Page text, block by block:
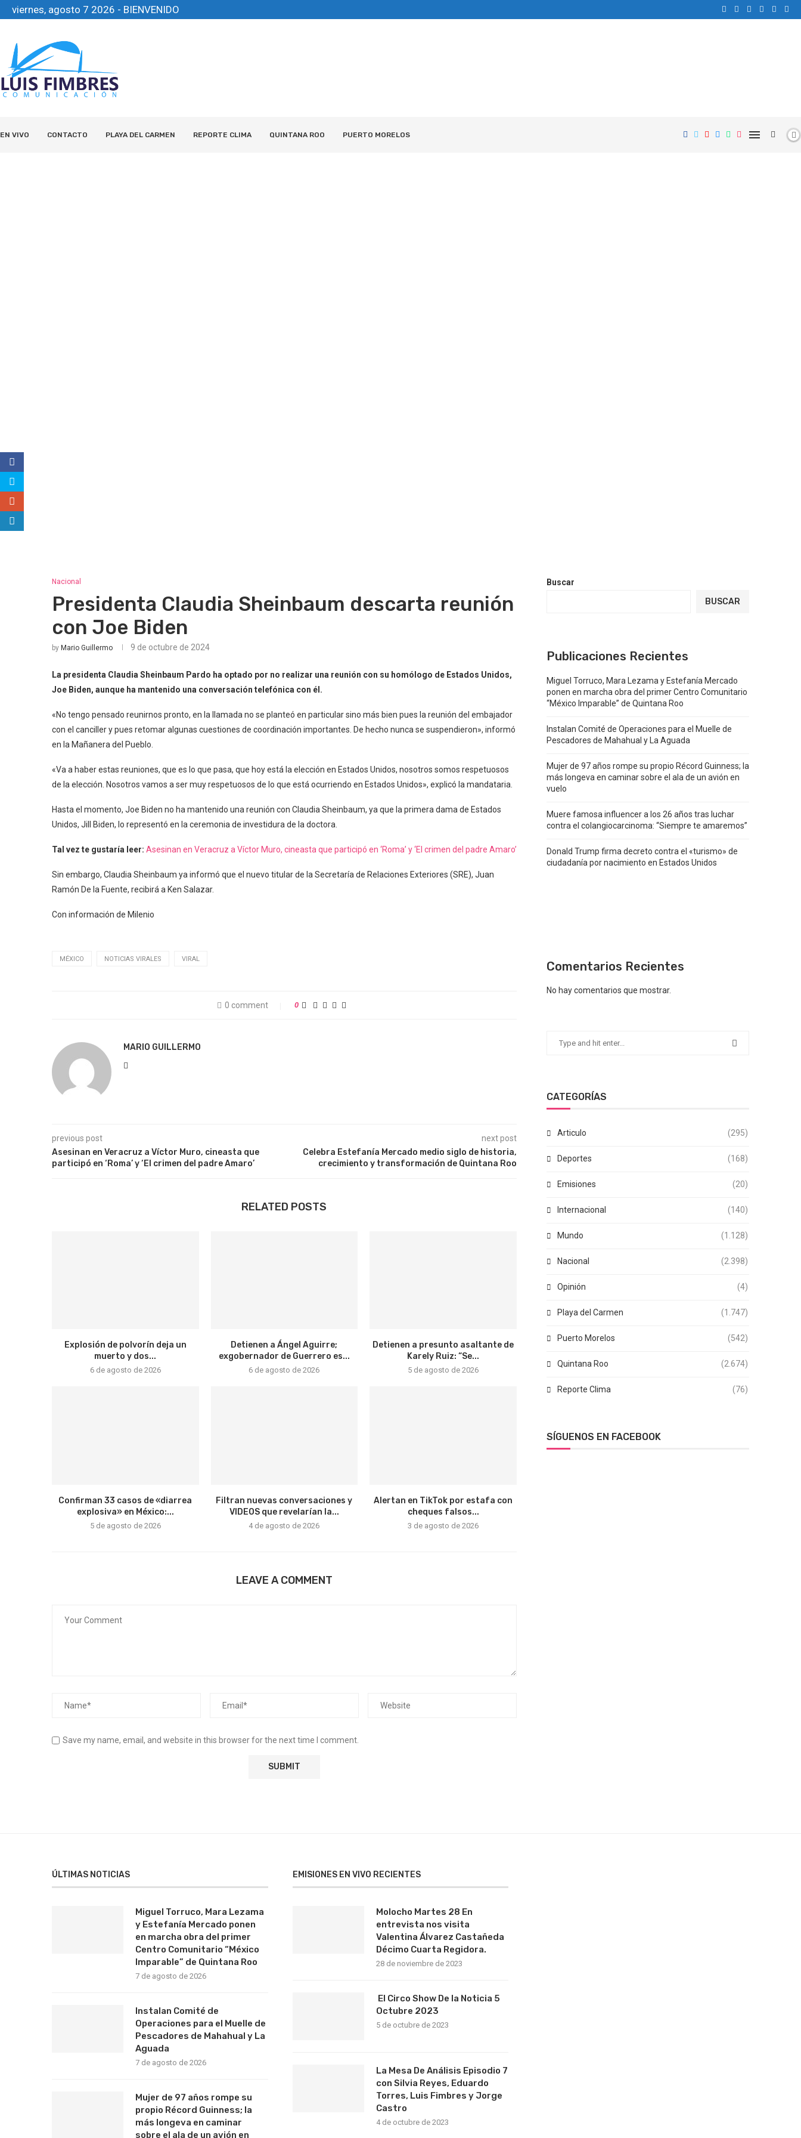
viernes, agosto 7 2026 - BIENVENIDO
EN VIVO CONTACTO PLAYA DEL CARMEN REPORTE CLIMA QUINTANA ROO PUERTO MORELOS
Nacional
Presidenta Claudia Sheinbaum descarta reunión
con Joe Biden
by Mario Guillermo 9 de octubre de 2024
La presidenta Claudia Sheinbaum Pardo ha optado por no realizar una reunión con su homólogo de Estados Unidos,
Joe Biden, aunque ha mantenido una conversación telefónica con él.
«No tengo pensado reunirnos pronto, en la llamada no se planteó en particular sino más bien pues la reunión del embajador
con el canciller y pues retomar algunas cuestiones de coordinación importantes. De hecho nunca se suspendieron», informó
en la Mañanera del Pueblo.
«Va a haber estas reuniones, que es lo que pasa, que hoy está la elección en Estados Unidos, nosotros somos respetuosos
de la elección. Nosotros vamos a ser muy respetuosos de lo que está ocurriendo en Estados Unidos», explicó la mandataria.
Hasta el momento, Joe Biden no ha mantenido una reunión con Claudia Sheinbaum, ya que la primera dama de Estados
Unidos, Jill Biden, lo representó en la ceremonia de investidura de la doctora.
Tal vez te gustaría leer: Asesinan en Veracruz a Víctor Muro, cineasta que participó en ‘Roma’ y ‘El crimen del padre Amaro’
Sin embargo, Claudia Sheinbaum ya informó que el nuevo titular de la Secretaría de Relaciones Exteriores (SRE), Juan
Ramón De la Fuente, recibirá a Ken Salazar.
Con información de Milenio
MÉXICO NOTICIAS VIRALES VIRAL
0 comment 0
MARIO GUILLERMO
previous post
Asesinan en Veracruz a Víctor Muro, cineasta que
participó en ‘Roma’ y ‘El crimen del padre Amaro’
next post
Celebra Estefanía Mercado medio siglo de historia,
crecimiento y transformación de Quintana Roo
RELATED POSTS
Explosión de polvorín deja un
muerto y dos...
6 de agosto de 2026
Detienen a Ángel Aguirre;
exgobernador de Guerrero es...
6 de agosto de 2026
Detienen a presunto asaltante de
Karely Ruiz: “Se...
5 de agosto de 2026
Confirman 33 casos de «diarrea
explosiva» en México:...
5 de agosto de 2026
Filtran nuevas conversaciones y
VIDEOS que revelarían la...
4 de agosto de 2026
Alertan en TikTok por estafa con
cheques falsos...
3 de agosto de 2026
LEAVE A COMMENT
Save my name, email, and website in this browser for the next time I comment.
Buscar
BUSCAR
Publicaciones Recientes
Miguel Torruco, Mara Lezama y Estefanía Mercado
ponen en marcha obra del primer Centro Comunitario
“México Imparable” de Quintana Roo
Instalan Comité de Operaciones para el Muelle de
Pescadores de Mahahual y La Aguada
Mujer de 97 años rompe su propio Récord Guinness; la
más longeva en caminar sobre el ala de un avión en
vuelo
Muere famosa influencer a los 26 años tras luchar
contra el colangiocarcinoma: “Siempre te amaremos”
Donald Trump firma decreto contra el «turismo» de
ciudadanía por nacimiento en Estados Unidos
Comentarios Recientes
No hay comentarios que mostrar.
CATEGORÍAS
Articulo (295)
Deportes (168)
Emisiones (20)
Internacional (140)
Mundo (1.128)
Nacional (2.398)
Opinión (4)
Playa del Carmen (1.747)
Puerto Morelos (542)
Quintana Roo (2.674)
Reporte Clima (76)
SÍGUENOS EN FACEBOOK
ÚLTIMAS NOTICIAS
Miguel Torruco, Mara Lezama
y Estefanía Mercado ponen
en marcha obra del primer
Centro Comunitario “México
Imparable” de Quintana Roo
7 de agosto de 2026
Instalan Comité de
Operaciones para el Muelle de
Pescadores de Mahahual y La
Aguada
7 de agosto de 2026
Mujer de 97 años rompe su
propio Récord Guinness; la
más longeva en caminar
sobre el ala de un avión en
EMISIONES EN VIVO RECIENTES
Molocho Martes 28 En
entrevista nos visita
Valentina Álvarez Castañeda
Décimo Cuarta Regidora.
28 de noviembre de 2023
El Circo Show De la Noticia 5
Octubre 2023
5 de octubre de 2023
La Mesa De Análisis Episodio 7
con Silvia Reyes, Eduardo
Torres, Luis Fimbres y Jorge
Castro
4 de octubre de 2023